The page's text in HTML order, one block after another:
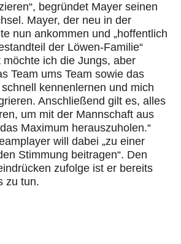
begründet Mayer seinen
Mayer, der neu in der
nun ankommen und „hoffentlich
der Löwen-Familie“
möchte ich die Jungs, aber
Team ums Team sowie das
kennenlernen und mich
Anschließend gilt es, alles
um mit der Mannschaft aus
Maximum herauszuholen.“
will dabei „zu einer
Stimmung beitragen“. Den
zufolge ist er bereits
zu tun.